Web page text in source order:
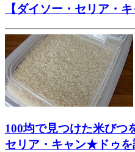
【ダイソー・セリア・
100均で見つけた米びつ
セリア・キャン★ドゥを